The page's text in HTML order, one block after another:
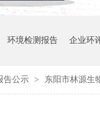
环境检测报告 企业环
告公示 > 东阳市林源生